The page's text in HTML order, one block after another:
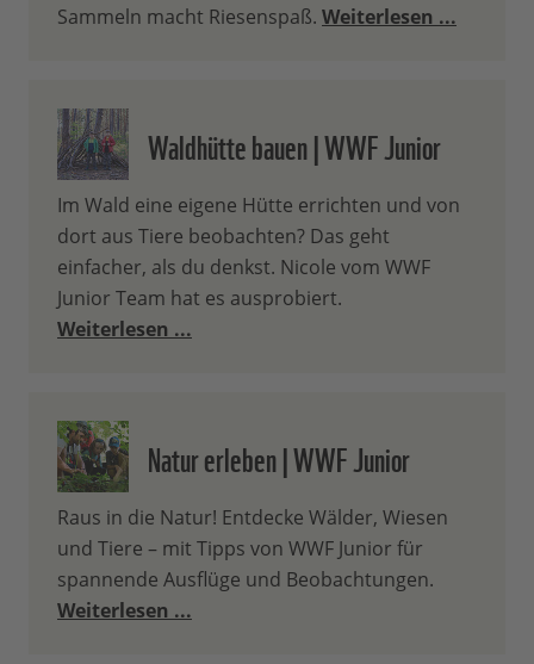
Sammeln macht Riesenspaß. Weiterlesen ...
Waldhütte bauen | WWF Junior
Im Wald eine eigene Hütte errichten und von
dort aus Tiere beobachten? Das geht
einfacher, als du denkst. Nicole vom WWF
Junior Team hat es ausprobiert.
Weiterlesen ...
Natur erleben | WWF Junior
Raus in die Natur! Entdecke Wälder, Wiesen
und Tiere – mit Tipps von WWF Junior für
spannende Ausflüge und Beobachtungen.
Weiterlesen ...